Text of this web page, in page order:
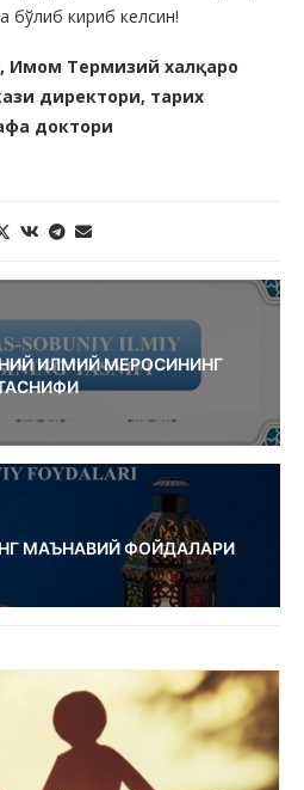
бўлиб кириб келсин!
Термизий халқаро
директори, тарих
доктори
ИЛМИЙ МЕРОСИНИНГ
МАЪНАВИЙ ФОЙДАЛАРИ